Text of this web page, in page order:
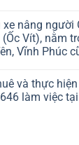
nâng người
Vít), nằm
Vĩnh Phúc
và thực
làm việc